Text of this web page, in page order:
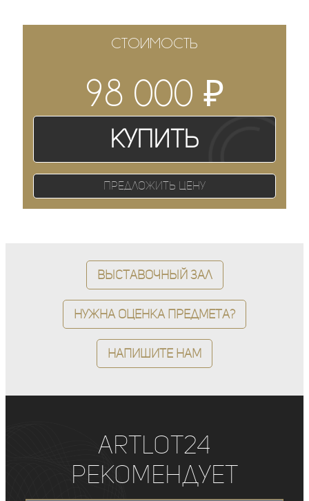
СТОИМОСТЬ
98 000₽
Купить
Предложить цену
Выставочный зал
Нужна оценка предмета?
Напишите нам
ArtLot24
рекомендует